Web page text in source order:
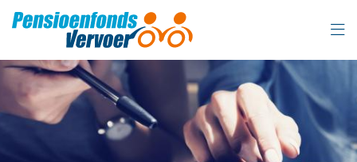
Overslaan
en
gaan